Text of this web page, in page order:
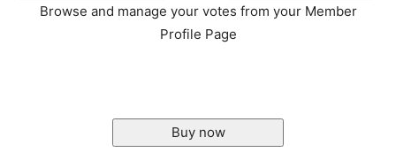
Browse and manage your votes from your Member
Profile Page
Buy now